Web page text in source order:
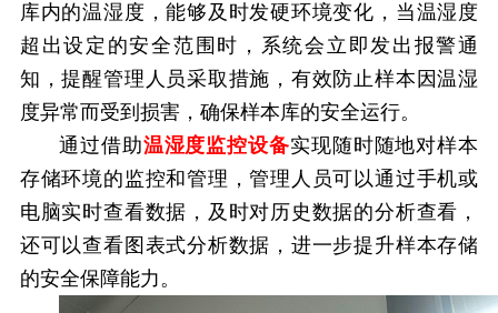
库内的温湿度，能够及时发硬环境变化，当温湿度
超出设定的安全范围时，系统会立即发出报警通
知，提醒管理人员采取措施，有效防止样本因温湿
度异常而受到损害，确保样本库的安全运行。
通过借助温湿度监控设备实现随时随地对样本
存储环境的监控和管理，管理人员可以通过手机或
电脑实时查看数据，及时对历史数据的分析查看，
还可以查看图表式分析数据， 进一步提升样本存储
的安全保障能力。